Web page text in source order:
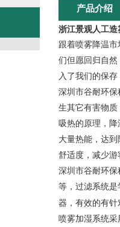
产品介绍
浙江景观人工
跟着喷雾降温
们但愿回归自
入了我们的保
深圳市谷耐环保
生其它有害物
吸热的原理，
大量热能，达
舒适度，减少
深圳市谷耐环保
等，过滤系统
器，有效的有
喷雾加湿系统